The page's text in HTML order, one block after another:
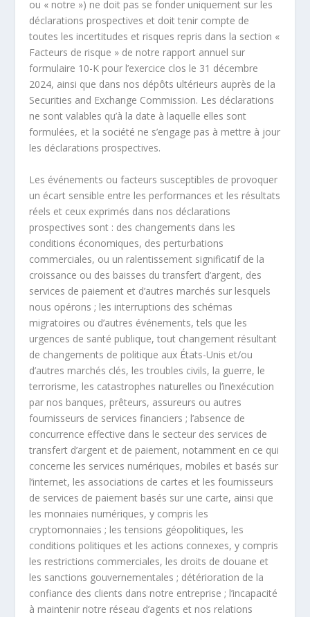
ou « notre ») ne doit pas se fonder uniquement sur les
déclarations prospectives et doit tenir compte de
toutes les incertitudes et risques repris dans la section «
Facteurs de risque » de notre rapport annuel sur
formulaire 10-K pour l’exercice clos le 31 décembre
2024, ainsi que dans nos dépôts ultérieurs auprès de la
Securities and Exchange Commission. Les déclarations
ne sont valables qu’à la date à laquelle elles sont
formulées, et la société ne s’engage pas à mettre à jour
les déclarations prospectives.
Les événements ou facteurs susceptibles de provoquer
un écart sensible entre les performances et les résultats
réels et ceux exprimés dans nos déclarations
prospectives sont : des changements dans les
conditions économiques, des perturbations
commerciales, ou un ralentissement significatif de la
croissance ou des baisses du transfert d’argent, des
services de paiement et d’autres marchés sur lesquels
nous opérons ; les interruptions des schémas
migratoires ou d’autres événements, tels que les
urgences de santé publique, tout changement résultant
de changements de politique aux États-Unis et/ou
d’autres marchés clés, les troubles civils, la guerre, le
terrorisme, les catastrophes naturelles ou l’inexécution
par nos banques, prêteurs, assureurs ou autres
fournisseurs de services financiers ; l’absence de
concurrence effective dans le secteur des services de
transfert d’argent et de paiement, notamment en ce qui
concerne les services numériques, mobiles et basés sur
l’internet, les associations de cartes et les fournisseurs
de services de paiement basés sur une carte, ainsi que
les monnaies numériques, y compris les
cryptomonnaies ; les tensions géopolitiques, les
conditions politiques et les actions connexes, y compris
les restrictions commerciales, les droits de douane et
les sanctions gouvernementales ; détérioration de la
confiance des clients dans notre entreprise ; l’incapacité
à maintenir notre réseau d’agents et nos relations